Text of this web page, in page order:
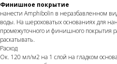
Финишное покрытие
нанести Amphibolin в неразбавленном
воды. На шероховатых основаниях для
промежуточного и финишного покрытия
раскатывать.
Расход
Ок. 120 мл/м2 на 1 слой на гладком